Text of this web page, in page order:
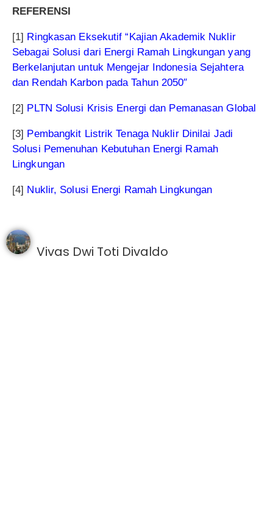
REFERENSI
[1] Ringkasan Eksekutif “Kajian Akademik Nuklir
Sebagai Solusi dari Energi Ramah Lingkungan yang
Berkelanjutan untuk Mengejar Indonesia Sejahtera
dan Rendah Karbon pada Tahun 2050″
[2] PLTN Solusi Krisis Energi dan Pemanasan Global
[3] Pembangkit Listrik Tenaga Nuklir Dinilai Jadi
Solusi Pemenuhan Kebutuhan Energi Ramah
Lingkungan
[4] Nuklir, Solusi Energi Ramah Lingkungan
Vivas Dwi Toti Divaldo